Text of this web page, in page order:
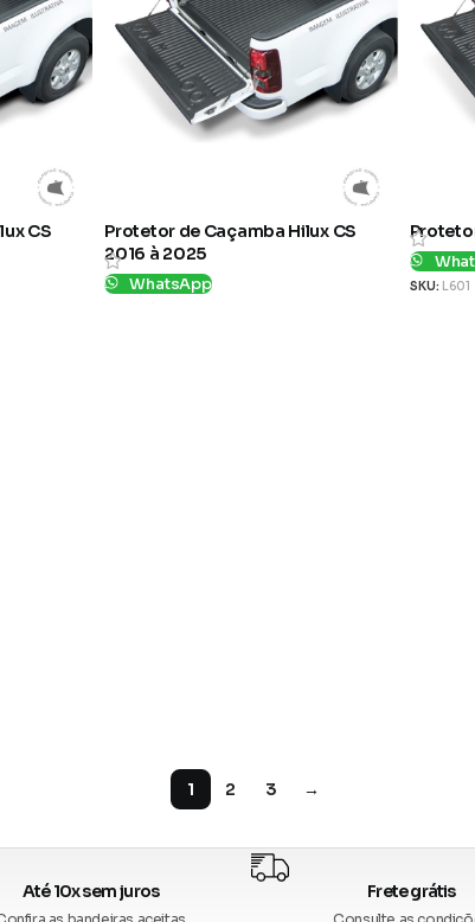
CS
Protetor de Caçamba Hilux CS
2016 à 2025
WhatsApp SKU: L601
1 2 3 →
Até 10x sem juros Frete grátis